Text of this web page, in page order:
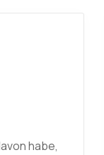
habe,